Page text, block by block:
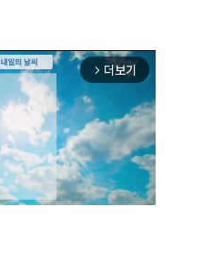
arrow_forward_ios 더보기